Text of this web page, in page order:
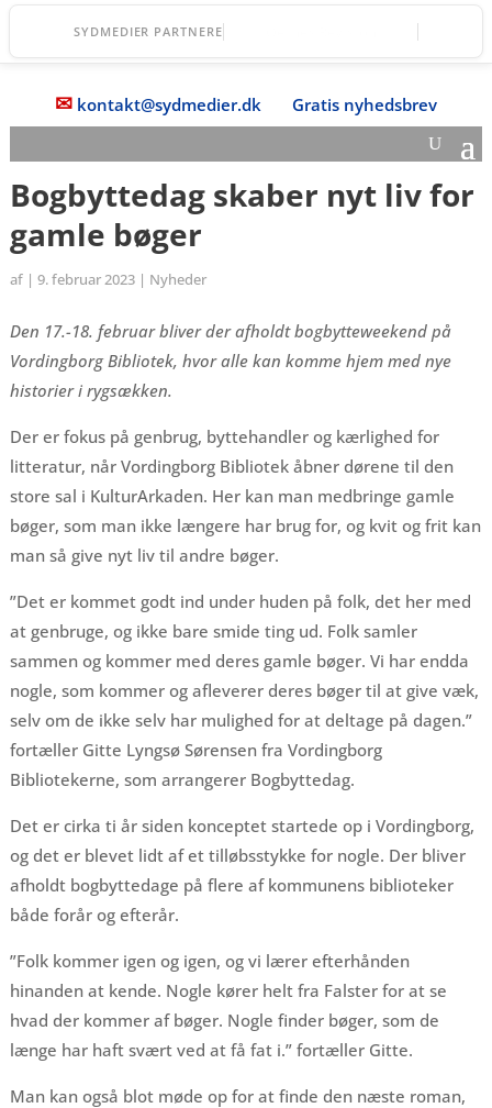
SYDMEDIER PARTNERE
✉ kontakt@sydmedier.dk Gratis nyhedsbrev
Bogbyttedag skaber nyt liv for
gamle bøger
af | 9. februar 2023| Nyheder
Den 17.-18. februar bliver der afholdt bogbytteweekend på
Vordingborg Bibliotek, hvor alle kan komme hjem med nye
historier i rygsækken.
Der er fokus på genbrug, byttehandler og kærlighed for
litteratur, når Vordingborg Bibliotek åbner dørene til den
store sal i KulturArkaden. Her kan man medbringe gamle
bøger, som man ikke længere har brug for, og kvit og frit kan
man så give nyt liv til andre bøger.
”Det er kommet godt ind under huden på folk, det her med
at genbruge, og ikke bare smide ting ud. Folk samler
sammen og kommer med deres gamle bøger. Vi har endda
nogle, som kommer og afleverer deres bøger til at give væk,
selv om de ikke selv har mulighed for at deltage på dagen.”
fortæller Gitte Lyngsø Sørensen fra Vordingborg
Bibliotekerne, som arrangerer Bogbyttedag.
Det er cirka ti år siden konceptet startede op i Vordingborg,
og det er blevet lidt af et tilløbsstykke for nogle. Der bliver
afholdt bogbyttedage på flere af kommunens biblioteker
både forår og efterår.
”Folk kommer igen og igen, og vi lærer efterhånden
hinanden at kende. Nogle kører helt fra Falster for at se
hvad der kommer af bøger. Nogle finder bøger, som de
længe har haft svært ved at få fat i.” fortæller Gitte.
Man kan også blot møde op for at finde den næste roman,